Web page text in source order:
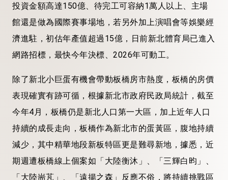
投資金額高達150億、待完工可容納1萬人以上、主場
館還是做為國際賽事場地，若另外加上演唱會等娛樂經
濟進駐，初估年產值超過15億，日前新北體育局已進入
網路招標，最快今年決標、2026年可動工。
除了新北小巨蛋有機會帶動板橋房市熱度，板橋的房價
表現確實有跡可循，根據新北市政府民政局統計，截至
今年4月，板橋仍是新北人口第一大區，加上近年人口
持續的成長走向，板橋作為新北市的蛋黃區，腹地持續
減少，其中精華地段新板特區更是難尋新地，據悉，近
期週遭板橋線上個案如「大陸衡沐」、「三輝白昀」、
「大陸耑芃」、「遠揚之森」反應不俗，將持續挑戰區